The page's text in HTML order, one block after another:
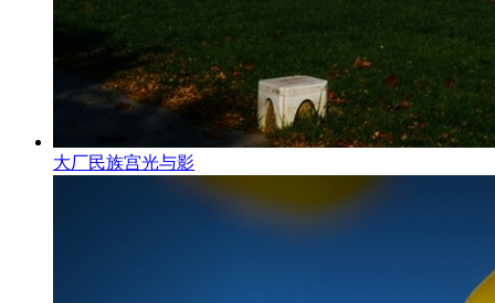
大厂民族宫光与影